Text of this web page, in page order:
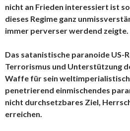
nicht an Frieden interessiert ist
dieses Regime ganz
immer perverser werdend zeigte.
Das satanistische paranoide US-
Terrorismus und Unterstützung
Waffe für sein
penetrierend einmischendes
nicht durchsetzbares Ziel,
erreichen.